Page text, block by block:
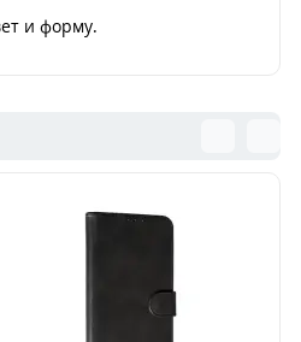
и форму.